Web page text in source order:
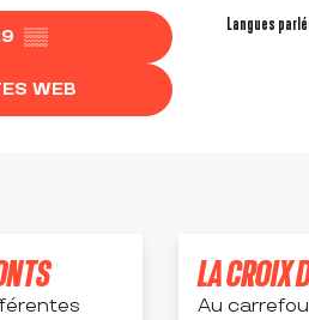
▒▒
WEB
Langues
Langues
LA CROIX
Au